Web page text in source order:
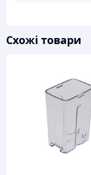
Схожі товари